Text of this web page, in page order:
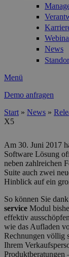
News
Menü
Demo anfragen
Sie sind hier
Start » News »
X5
Am 30. Juni 2017
Software Lösung
neben zahlreichen
Suite auch zwei
Hinblick auf ein
So können Sie
service Modul
effektiv
wie das Aufladen
Rechnungen völlig
Ihrem
Produktberatungen